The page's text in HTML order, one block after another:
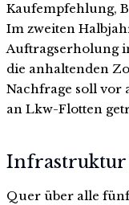
Kaufempfehlung,
Im zweiten
Auftragserholung
die anhaltenden
Nachfrage soll vor
an Lkw-Flotten
Infrastruktur
Quer über alle